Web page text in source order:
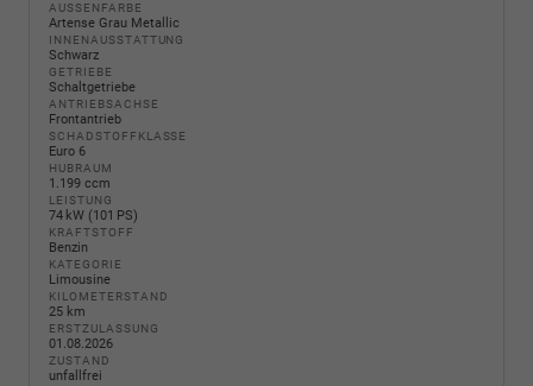
AUSSENFARBE
Artense Grau Metallic
INNENAUSSTATTUNG
Schwarz
GETRIEBE
Schaltgetriebe
ANTRIEBSACHSE
Frontantrieb
SCHADSTOFFKLASSE
Euro 6
HUBRAUM
1.199 ccm
LEISTUNG
74 kW (101 PS)
KRAFTSTOFF
Benzin
KATEGORIE
Limousine
KILOMETERSTAND
25 km
ERSTZULASSUNG
01.08.2026
ZUSTAND
unfallfrei